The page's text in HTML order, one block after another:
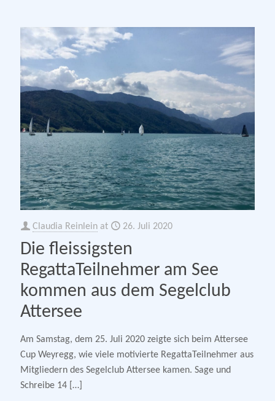
Claudia Reinlein at 26. Juli 2020
Die fleissigsten
RegattaTeilnehmer am See
kommen aus dem Segelclub
Attersee
Am Samstag, dem 25. Juli 2020 zeigte sich beim Attersee
Cup Weyregg, wie viele motivierte RegattaTeilnehmer aus
Mitgliedern des Segelclub Attersee kamen. Sage und
Schreibe 14 […]